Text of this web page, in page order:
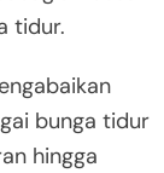
tidur.
bunga tidur
hingga